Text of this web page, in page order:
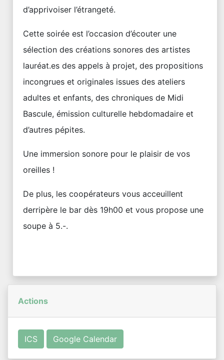
d’apprivoiser l’étrangeté.
Cette soirée est l’occasion d’écouter une
sélection des créations sonores des artistes
lauréat.es des appels à projet, des propositions
incongrues et originales issues des ateliers
adultes et enfants, des chroniques de Midi
Bascule, émission culturelle hebdomadaire et
d’autres pépites.
Une immersion sonore pour le plaisir de vos
oreilles !
De plus, les coopérateurs vous acceuillent
derripère le bar dès 19h00 et vous propose une
soupe à 5.-.
Actions
ICS Google Calendar